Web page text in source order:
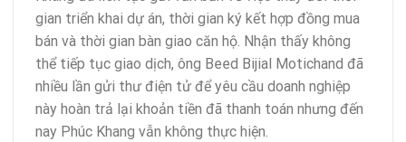
gian triển khai dự án, thời gian ký kết hợp đồng mua
bán và thời gian bàn giao căn hộ. Nhận thấy không
thể tiếp tục giao dịch, ông Beed Bijial Motichand đã
nhiều lần gửi thư điện tử để yêu cầu doanh nghiệp
này hoàn trả lại khoản tiền đã thanh toán nhưng đến
nay Phúc Khang vẫn không thực hiện.